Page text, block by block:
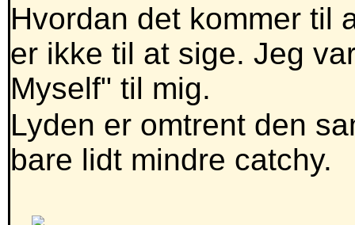
Hvordan det kommer til
er ikke til at sige. Jeg
Myself" til mig.
Lyden er omtrent den
bare lidt mindre catchy.